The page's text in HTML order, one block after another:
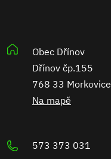
Obec Dřínov
Dřínov čp.155
768 33 Morkovice
Na mapě
573 373 031